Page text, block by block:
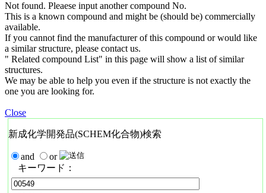
Not found. Pleaese input another compound No.
This is a known compound and might be (should be) commercially
available.
If you cannot find the manufacturer of this compound or would like
a similar structure, please contact us.
" Related compound List" in this page will show a list of similar
structures.
We may be able to help you even if the structure is not exactly the
one you are looking for.
Close
新成化学開発品(SCHEM化合物)検索
and
or
キーワード：